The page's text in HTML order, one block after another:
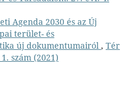
Agenda 2030 és az Új
terület- és
új dokumentumairól , Tér
szám (2021)